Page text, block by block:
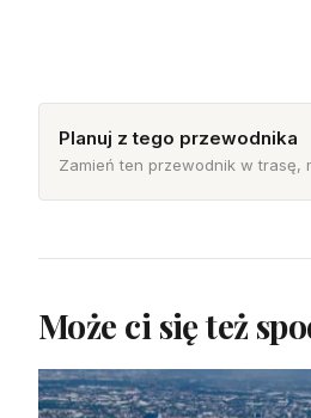
Planuj z tego przewodnika
Zamień ten przewodnik w trasę,
Może ci się też